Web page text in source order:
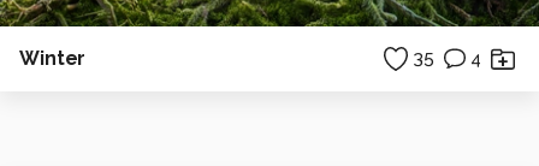
Winter 35 4